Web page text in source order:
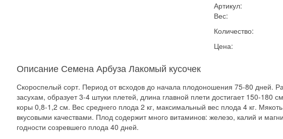
Артикул:
Вес:
Количество:
Цена:
Описание Семена Арбуза Лакомый кусочек
Скороспелый сорт. Период от всходов до начала плодоношения 75-80 дней.
засухам, образует 3-4 штуки плетей, длина главной плети достигает 150-180
коры 0,8-1,2 см. Вес среднего плода 2 кг, максимальный вес плода 4 кг.
вкусовыми качествами. Плод содержит много витаминов: железо, калий и
годности созревшего плода 40 дней.